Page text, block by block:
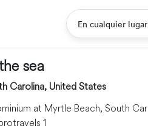
En cualquier lugar
sea
Carolina, United States